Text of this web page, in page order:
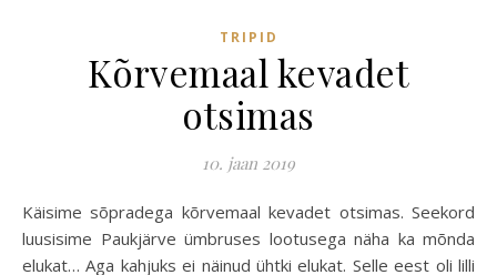
TRIPID
Kõrvemaal kevadet
otsimas
10. jaan 2019
Käisime sõpradega kõrvemaal kevadet otsimas. Seekord
luusisime Paukjärve ümbruses lootusega näha ka mõnda
elukat… Aga kahjuks ei näinud ühtki elukat. Selle eest oli lilli